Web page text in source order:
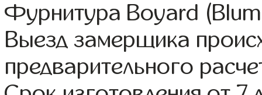
Фурнитура Boyard
Выезд замерщика
предварительного